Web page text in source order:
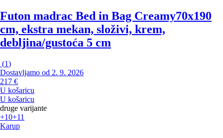
Futon madrac Bed in Bag Creamy70x190
cm, ekstra mekan, složivi, krem,
debljina/gustoća 5 cm
(1)
Dostavljamo od 2. 9. 2026
217 €
U košaricu
U košaricu
druge varijante
+10+11
Karup